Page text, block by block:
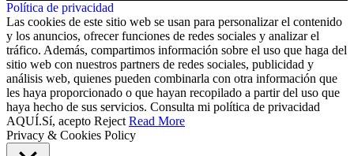
Política de privacidad
Las cookies de este sitio web se usan para personalizar el contenido
y los anuncios, ofrecer funciones de redes sociales y analizar el
tráfico. Además, compartimos información sobre el uso que haga del
sitio web con nuestros partners de redes sociales, publicidad y
análisis web, quienes pueden combinarla con otra información que
les haya proporcionado o que hayan recopilado a partir del uso que
haya hecho de sus servicios. Consulta mi política de privacidad
AQUÍ.Sí, acepto Reject Read More
Privacy & Cookies Policy